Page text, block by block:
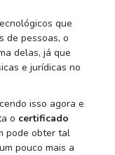
que
de pessoas, o
delas, já que
e jurídicas no
isso agora e
o certificado
pode obter tal
pouco mais a